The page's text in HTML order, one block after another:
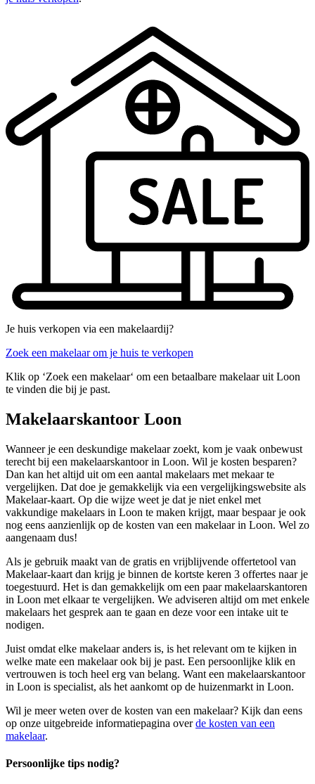
Je huis verkopen via een makelaardij?
Zoek een makelaar om je huis te verkopen
Klik op ‘Zoek een makelaar‘ om een betaalbare makelaar uit Loon
te vinden die bij je past.
Makelaarskantoor Loon
Wanneer je een deskundige makelaar zoekt, kom je vaak onbewust
terecht bij een makelaarskantoor in Loon. Wil je kosten besparen?
Dan kan het altijd uit om een aantal makelaars met mekaar te
vergelijken. Dat doe je gemakkelijk via een vergelijkingswebsite als
Makelaar-kaart. Op die wijze weet je dat je niet enkel met
vakkundige makelaars in Loon te maken krijgt, maar bespaar je ook
nog eens aanzienlijk op de kosten van een makelaar in Loon. Wel zo
aangenaam dus!
Als je gebruik maakt van de gratis en vrijblijvende offertetool van
Makelaar-kaart dan krijg je binnen de kortste keren 3 offertes naar je
toegestuurd. Het is dan gemakkelijk om een paar makelaarskantoren
in Loon met elkaar te vergelijken. We adviseren altijd om met enkele
makelaars het gesprek aan te gaan en deze voor een intake uit te
nodigen.
Juist omdat elke makelaar anders is, is het relevant om te kijken in
welke mate een makelaar ook bij je past. Een persoonlijke klik en
vertrouwen is toch heel erg van belang. Want een makelaarskantoor
in Loon is specialist, als het aankomt op de huizenmarkt in Loon.
Wil je meer weten over de kosten van een makelaar? Kijk dan eens
op onze uitgebreide informatiepagina overde kosten van een
makelaar.
Persoonlijke tips nodig?